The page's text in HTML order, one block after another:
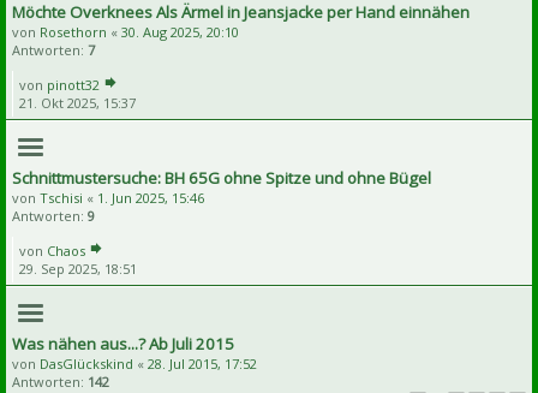
Möchte Overknees Als Ärmel in Jeansjacke per Hand einnähen
von Rosethorn « 30. Aug 2025, 20:10
Antworten: 7
von pinott32
21. Okt 2025, 15:37
Schnittmustersuche: BH 65G ohne Spitze und ohne Bügel
von Tschisi « 1. Jun 2025, 15:46
Antworten: 9
von Chaos
29. Sep 2025, 18:51
Was nähen aus...? Ab Juli 2015
von DasGlückskind « 28. Jul 2015, 17:52
Antworten: 142